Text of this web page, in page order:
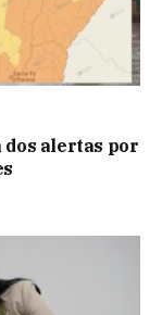
dos alertas por